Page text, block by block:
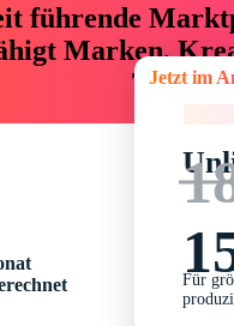
führende
Marken,
76 %
Jetzt im
Für